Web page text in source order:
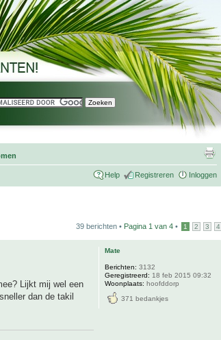
Help Registreren Inloggen
39 berichten • Pagina 1 van 4 • 1 2 3 4
Lijkt mij wel een
dan de takil
Mate
Berichten: 3132
Geregistreerd: 18 feb 2015 09:32
Woonplaats: hoofddorp
371 bedankjes